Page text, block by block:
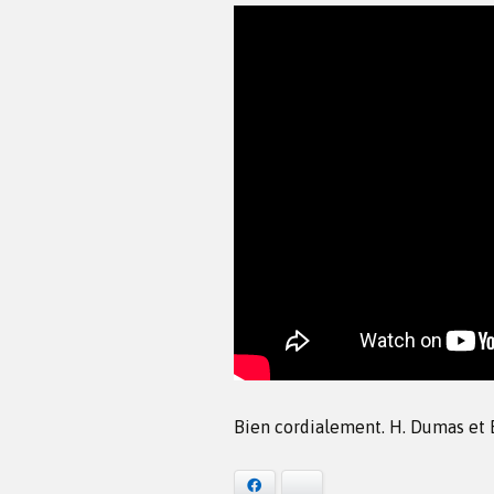
Bien cordialement. H. Dumas et